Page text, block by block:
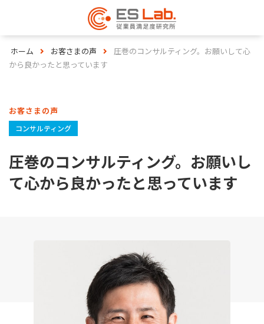
ホーム お客さまの声
圧巻のコンサルティング。お願いして心
から良かったと思っています
お客さまの声
コンサルティング
圧巻のコンサルティング。お願いし
て心から良かったと思っています